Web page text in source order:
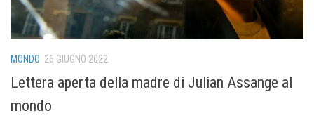
MONDO 26 GIUGNO 2022
Lettera aperta della madre di Julian Assange al
mondo